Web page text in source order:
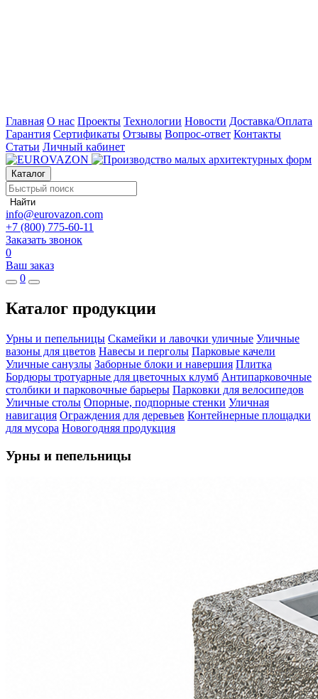
Главная О нас Проекты Технологии Новости Доставка/Оплата
Гарантия Сертификаты Отзывы Вопрос-ответ Контакты
Статьи Личный кабинет
Каталог
Найти
info@eurovazon.com
+7 (800) 775-60-11
Заказать звонок
0
Ваш заказ
0
Каталог продукции
Урны и пепельницы Скамейки и лавочки уличные Уличные
вазоны для цветов Навесы и перголы Парковые качели
Уличные санузлы Заборные блоки и навершия Плитка
Бордюры тротуарные для цветочных клумб Антипарковочные
столбики и парковочные барьеры Парковки для велосипедов
Уличные столы Опорные, подпорные стенки Уличная
навигация Ограждения для деревьев Контейнерные площадки
для мусора Новогодняя продукция
Урны и пепельницы